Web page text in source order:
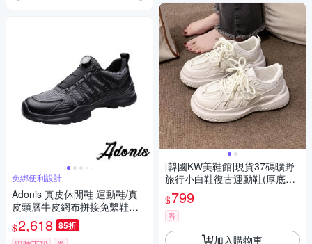
免綁便利設計
Adonis 真皮休閒鞋 運動鞋/真
皮頭層牛皮網布拼接免繫鞋帶
設計休閒運動鞋 灰
$2,618 85折
[韓國KW美鞋館]現貨37碼曠野
旅行小白鞋復古運動鞋(厚底鞋/
慢跑鞋/休閒鞋)
$799
券
加入購物車